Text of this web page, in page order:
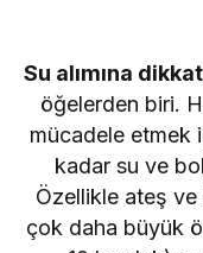
Su alımına
öğelerden biri.
mücadele etmek
kadar su ve
Özellikle ateş ve
çok daha büyük